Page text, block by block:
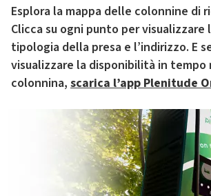
Esplora la mappa delle colonnine di
Clicca su ogni punto per
tipologia della presa e l’indirizzo. E
visualizzare la disponibilità in tempo
colonnina, scarica l’app Plenitude